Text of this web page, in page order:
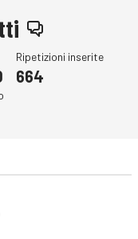
Ripetizioni inserite
664